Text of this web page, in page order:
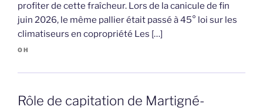
profiter de cette fraîcheur. Lors de la canicule de fin
juin 2026, le même pallier était passé à 45° loi sur les
climatiseurs en copropriété Les […]
OH
Rôle de capitation de Martigné-